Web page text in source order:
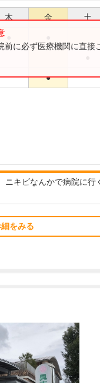
木 金 土
●
に必ず医療機関に直接
キビなんかで病院に行
をみる